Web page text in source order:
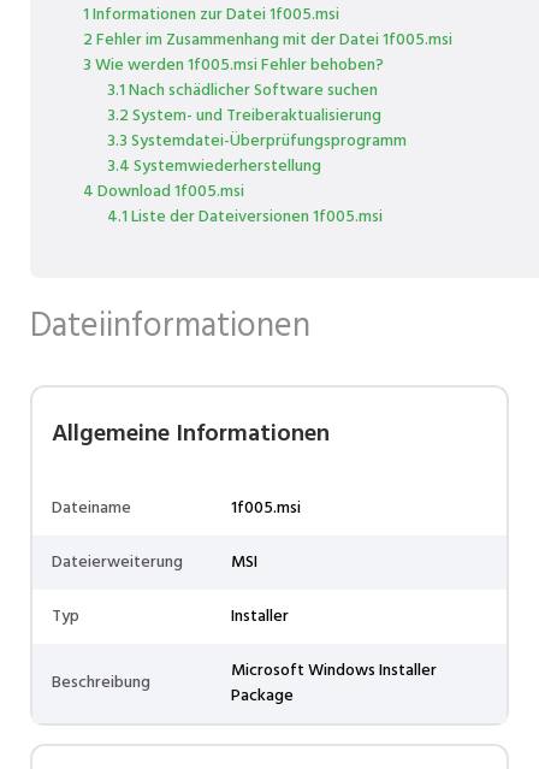
1 Informationen zur Datei 1f005.msi
2 Fehler im Zusammenhang mit der Datei 1f005.msi
3 Wie werden 1f005.msi Fehler behoben?
3.1 Nach schädlicher Software suchen
3.2 System- und Treiberaktualisierung
3.3 Systemdatei-Überprüfungsprogramm
3.4 Systemwiederherstellung
4 Download 1f005.msi
4.1 Liste der Dateiversionen 1f005.msi
Dateiinformationen
Allgemeine Informationen
Dateiname
1f005.msi
Dateierweiterung
MSI
Typ
Installer
Beschreibung
Microsoft Windows Installer
Package